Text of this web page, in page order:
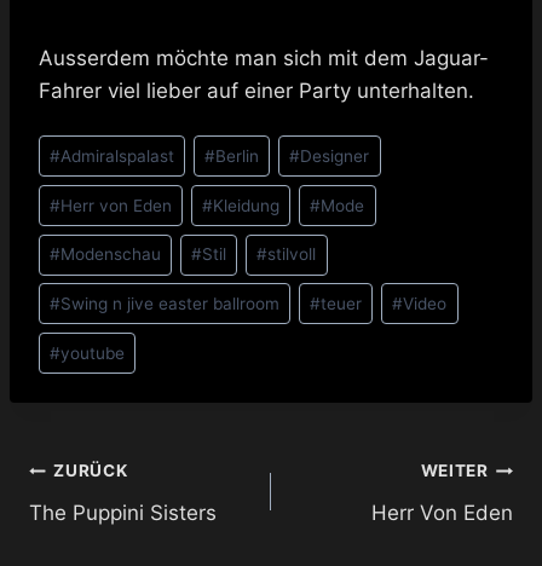
Ausserdem möchte man sich mit dem Jaguar-
Fahrer viel lieber auf einer Party unterhalten.
Schlagworte:
#Admiralspalast #Berlin #Designer
#Herr von Eden #Kleidung #Mode
#Modenschau #Stil #stilvoll
#Swing n jive easter ballroom #teuer #Video
#youtube
Beitragsnavigation
ZURÜCK
The Puppini Sisters
WEITER
Herr Von Eden